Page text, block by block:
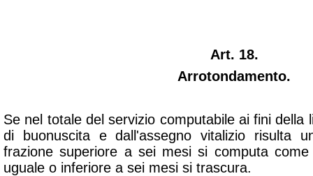
Art. 18.
Arrotondamento.
Se nel totale del servizio computabile ai fini della
di buonuscita e dall'assegno vitalizio risulta
frazione superiore a sei mesi si computa
uguale o inferiore a sei mesi si trascura.